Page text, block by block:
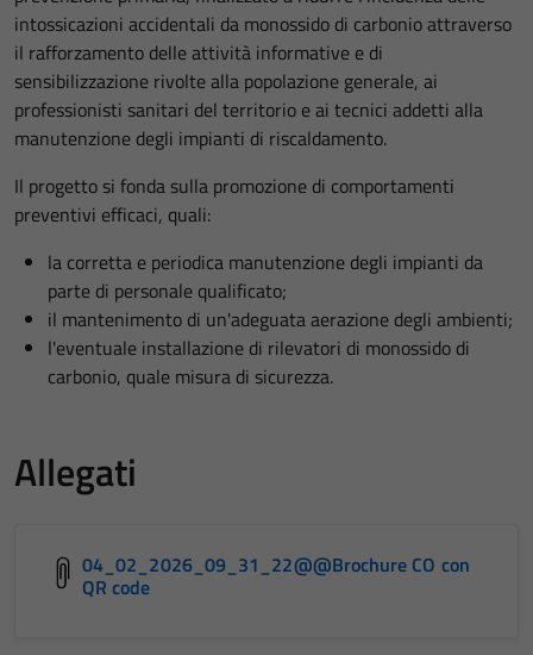
intossicazioni accidentali da monossido di carbonio attraverso
il rafforzamento delle attività informative e di
sensibilizzazione rivolte alla popolazione generale, ai
professionisti sanitari del territorio e ai tecnici addetti alla
manutenzione degli impianti di riscaldamento.
Il progetto si fonda sulla promozione di comportamenti
preventivi efficaci, quali:
la corretta e periodica manutenzione degli impianti da
parte di personale qualificato;
il mantenimento di un'adeguata aerazione degli ambienti;
l'eventuale installazione di rilevatori di monossido di
carbonio, quale misura di sicurezza.
Allegati
04_02_2026_09_31_22@@Brochure CO con
QR code